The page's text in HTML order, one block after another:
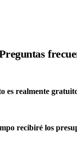
es realmente
recibiré los